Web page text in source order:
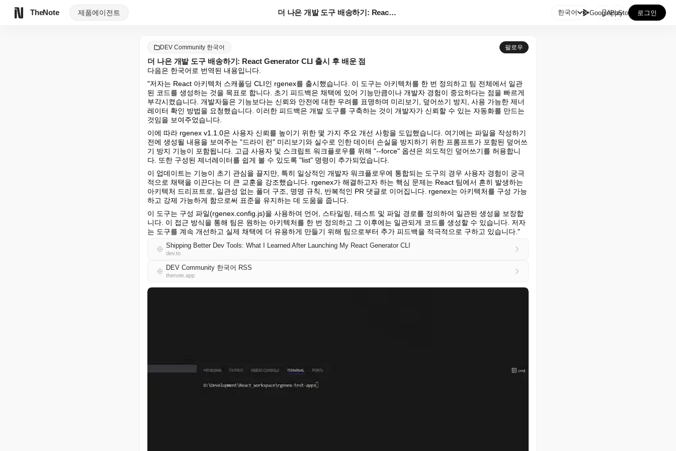
TheNote 제품에이전트 더 나은 개발 도구 배송하기: React Generat... 한국어 GooglePlay
AppStore 로그인
DEV Community 한국어 팔로우
더 나은 개발 도구 배송하기: React Generator CLI 출시 후 배운 점
다음은 한국어로 번역된 내용입니다.
"저자는 React 아키텍처 스캐폴딩 CLI인 rgenex를 출시했습니다. 이 도구는 아키텍처를 한 번 정의하고 팀 전체에서 일관
된 코드를 생성하는 것을 목표로 합니다. 초기 피드백은 채택에 있어 기능만큼이나 개발자 경험이 중요하다는 점을 빠르게
부각시켰습니다. 개발자들은 기능보다는 신뢰와 안전에 대한 우려를 표명하며 미리보기, 덮어쓰기 방지, 사용 가능한 제너
레이터 확인 방법을 요청했습니다. 이러한 피드백은 개발 도구를 구축하는 것이 개발자가 신뢰할 수 있는 자동화를 만드는
것임을 보여주었습니다.
이에 따라 rgenex v1.1.0은 사용자 신뢰를 높이기 위한 몇 가지 주요 개선 사항을 도입했습니다. 여기에는 파일을 작성하기
전에 생성될 내용을 보여주는 "드라이 런" 미리보기와 실수로 인한 데이터 손실을 방지하기 위한 프롬프트가 포함된 덮어쓰
기 방지 기능이 포함됩니다. 고급 사용자 및 스크립트 워크플로우를 위해 "--force" 옵션은 의도적인 덮어쓰기를 허용합니
다. 또한 구성된 제너레이터를 쉽게 볼 수 있도록 "list" 명령이 추가되었습니다.
이 업데이트는 기능이 초기 관심을 끌지만, 특히 일상적인 개발자 워크플로우에 통합되는 도구의 경우 사용자 경험이 궁극
적으로 채택을 이끈다는 더 큰 교훈을 강조했습니다. rgenex가 해결하고자 하는 핵심 문제는 React 팀에서 흔히 발생하는
아키텍처 드리프트로, 일관성 없는 폴더 구조, 명명 규칙, 반복적인 PR 댓글로 이어집니다. rgenex는 아키텍처를 구성 가능
하고 강제 가능하게 함으로써 표준을 유지하는 데 도움을 줍니다.
이 도구는 구성 파일(rgenex.config.js)을 사용하여 언어, 스타일링, 테스트 및 파일 경로를 정의하여 일관된 생성을 보장합
니다. 이 접근 방식을 통해 팀은 원하는 아키텍처를 한 번 정의하고 그 이후에는 일관되게 코드를 생성할 수 있습니다. 저자
는 도구를 계속 개선하고 실제 채택에 더 유용하게 만들기 위해 팀으로부터 추가 피드백을 적극적으로 구하고 있습니다."
Shipping Better Dev Tools: What I Learned After Launching My React Generator CLI
dev.to
DEV Community 한국어 RSS
thenote.app